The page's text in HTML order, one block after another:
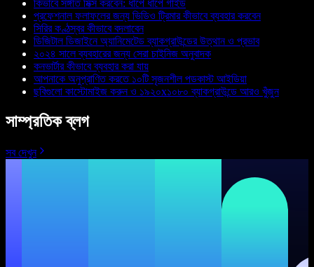
কিভাবে সঙ্গীত মিক্স করবেন: ধাপে ধাপে গাইড
প্রফেশনাল ফলাফলের জন্য ভিডিও ট্রিমার কীভাবে ব্যবহার করবেন
সিরির কণ্ঠস্বর কীভাবে বদলাবেন
ডিজিটাল ডিজাইনে অ্যানিমেটেড ব্যাকগ্রাউন্ডের উত্থান ও প্রভাব
২০২৪ সালে ব্যবহারের জন্য সেরা চাইনিজ অনুবাদক
কনভার্টার কীভাবে ব্যবহার করা যায়
আপনাকে অনুপ্রাণিত করতে ১০টি সৃজনশীল পডকাস্ট আইডিয়া
ছবিগুলো কাস্টোমাইজ করুন ও ১৯২০x১০৮০ ব্যাকগ্রাউন্ডে আরও খুঁজুন
সাম্প্রতিক ব্লগ
সব দেখুন